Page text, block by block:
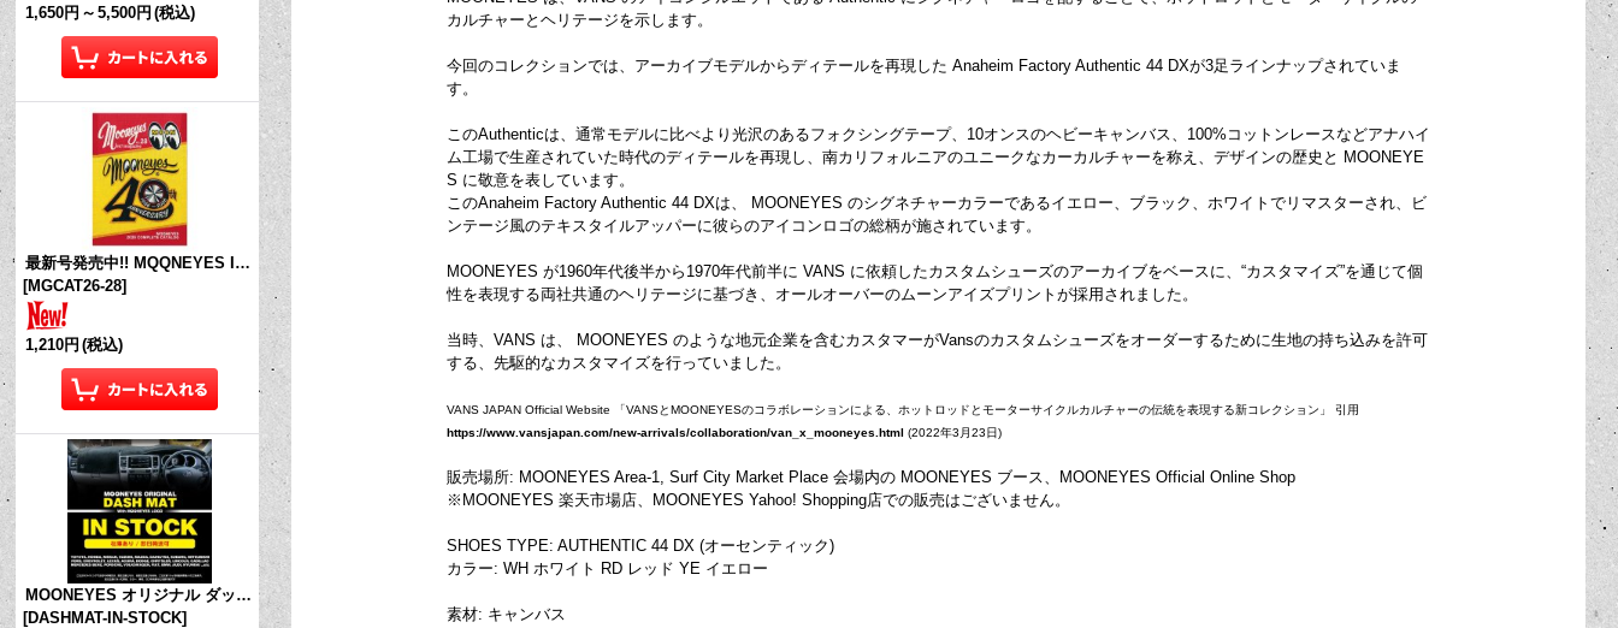
1,650円 ～ 5,500円 (税込)
最新号発売中!! MQQNEYES International Magazine No.28 2026
[MGCAT26-28]
1,210円 (税込)
MOONEYES オリジナル ダッシュマット (in Stock!)
[DASHMAT-IN-STOCK]
カルチャーとヘリテージを示します。
今回のコレクションでは、アーカイブモデルからディテールを再現した Anaheim Factory Authentic 44 DXが3足ラインナップされていま
す。
このAuthenticは、通常モデルに比べより光沢のあるフォクシングテープ、10オンスのヘビーキャンバス、100%コットンレースなどアナハイ
ム工場で生産されていた時代のディテールを再現し、南カリフォルニアのユニークなカーカルチャーを称え、デザインの歴史と MOONEYE
S に敬意を表しています。
このAnaheim Factory Authentic 44 DXは、 MOONEYES のシグネチャーカラーであるイエロー、ブラック、ホワイトでリマスターされ、ビ
ンテージ風のテキスタイルアッパーに彼らのアイコンロゴの総柄が施されています。
MOONEYES が1960年代後半から1970年代前半に VANS に依頼したカスタムシューズのアーカイブをベースに、“カスタマイズ”を通じて個
性を表現する両社共通のヘリテージに基づき、オールオーバーのムーンアイズプリントが採用されました。
当時、VANS は、 MOONEYES のような地元企業を含むカスタマーがVansのカスタムシューズをオーダーするために生地の持ち込みを許可
する、先駆的なカスタマイズを行っていました。
VANS JAPAN Official Website 「VANSとMOONEYESのコラボレーションによる、ホットロッドとモーターサイクルカルチャーの伝統を表現する新コレクション」 引用
https://www.vansjapan.com/new-arrivals/collaboration/van_x_mooneyes.html (2022年3月23日)
販売場所: MOONEYES Area-1, Surf City Market Place 会場内の MOONEYES ブース、MOONEYES Official Online Shop
※MOONEYES 楽天市場店、MOONEYES Yahoo! Shopping店での販売はございません。
SHOES TYPE: AUTHENTIC 44 DX (オーセンティック)
カラー: WH ホワイト RD レッド YE イエロー
素材: キャンバス